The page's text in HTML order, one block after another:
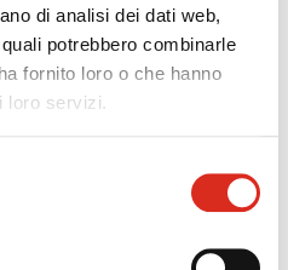
di analisi dei dati web,
potrebbero combinarle
fornito loro o che hanno
loro servizi.
presentano lamappa
nei vari settori
e l’ingresso di